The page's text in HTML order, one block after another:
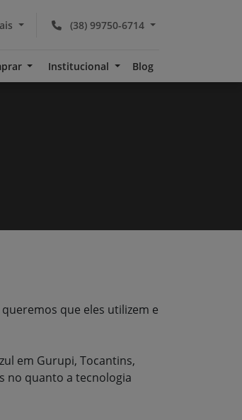
(38) 99750-6714
Institucional Blog
que eles utilizem e
em Gurupi, Tocantins,
no quanto a tecnologia